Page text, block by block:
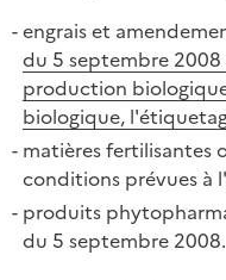
engrais et
du 5 septembre
production
biologique,
matières fertilisantes
conditions prévues à l'
produits
du 5 septembre 2008.